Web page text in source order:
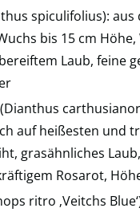
spiculifolius): aus
bis 15 cm
Laub, feine
auf heißesten und
grasähnliches
Rosarot,
ritro ‚Veitchs